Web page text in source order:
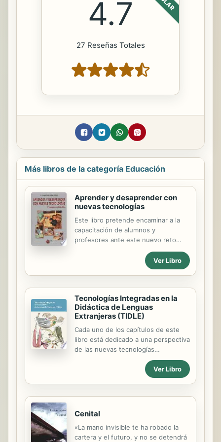
4.7
27 Reseñas Totales
Más libros de la categoría Educación
Aprender y desaprender con
nuevas tecnologías
Este libro pretende encaminar a la
capacitación de alumnos y
profesores ante este nuevo reto
nuevas tecnologías es significar al
sistema educativo en su totalidad, ya
privativas de un nivel, ni de una
disciplina. Abarcan a la escuela en su
globalidad, al contexto educativo en
su integridad, a la formación del
alumno, del profesor, todos ellos
sumergidos en esta nuestra
sociedad de hoy, una sociedad
comunicación y la información.
Ver Libro
Tecnologías Integradas en la
Didáctica de Lenguas
Extranjeras (TIDLE)
Cada uno de los capítulos de este
libro está dedicado a una perspectiva
de las nuevas tecnologías
(tecnologías de la información y la
comunicación para la enseñanza y
tecnologías del aprendizaje y el
enseñanza de las lenguas
proporcionan modelos teórico-
metodológicos sobre la aplicación de
diversas técnicas y recursos que
Ver Libro
Cenital
«La mano invisible te ha robado la
cartera y el futuro, y no se detendrá